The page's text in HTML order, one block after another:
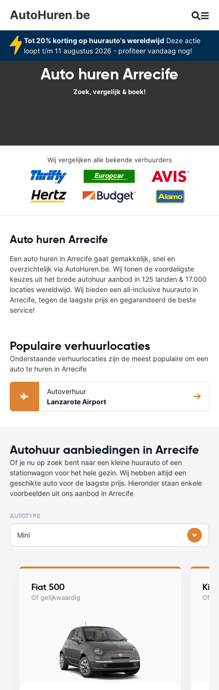
AutoHuren.be
Tot 20% korting op huurauto's wereldwijd Deze actie
loopt t/m 11 augustus 2026 - profiteer vandaag nog!
Auto huren Arrecife
Zoek, vergelijk & boek!
Wij vergelijken alle bekende verhuurders
Auto huren Arrecife
Een auto huren in Arrecife gaat gemakkelijk, snel en
overzichtelijk via AutoHuren.be. Wij tonen de voordeligste
keuzes uit het brede autohuur aanbod in 125 landen & 17.000
locaties wereldwijd. Wij bieden een all-inclusive huurauto in
Arrecife, tegen de laagste prijs en gegarandeerd de beste
service!
Populaire verhuurlocaties
Onderstaande verhuurlocaties zijn de meest populaire om een
auto te huren in Arrecife
Autoverhuur
Lanzarote Airport
Autohuur aanbiedingen in Arrecife
Of je nu op zoek bent naar een kleine huurauto of een
stationwagon voor het hele gezin. Wij hebben altijd een
geschikte auto voor de laagste prijs. Hieronder staan enkele
voorbeelden uit ons aanbod in Arrecife
AUTOTYPE
Mini
Fiat 500
Of gelijkwaardig
Kia
Of